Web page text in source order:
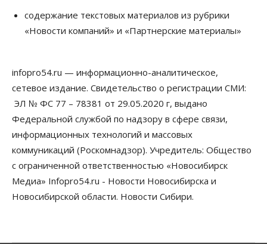
содержание текстовых материалов из рубрики
«Новости компаний» и «Партнерские материалы»
infopro54.ru — информационно-аналитическое,
сетевое издание. Свидетельство о регистрации СМИ:
ЭЛ № ФС 77 – 78381 от 29.05.2020 г, выдано
Федеральной службой по надзору в сфере связи,
информационных технологий и массовых
коммуникаций (Роскомнадзор). Учредитель: Общество
с ограниченной ответственностью «Новосибирск
Медиа» Infopro54.ru - Новости Новосибирска и
Новосибирской области. Новости Сибири.